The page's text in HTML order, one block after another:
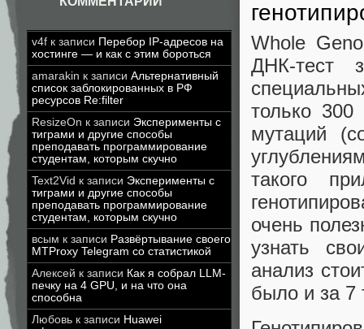
v4f к записи Перебор IP-адресов на
хостинге — и как с этим бороться
amarakin к записи Альтернативный
список заблокированных в РФ
ресурсов Re:filter
ResizeOn к записи Эксперименты с
тиграми и другие способы
преподавать программирование
студентам, которым скучно
Text2Vid к записи Эксперименты с
тиграми и другие способы
преподавать программирование
студентам, которым скучно
всым к записи Развёртывание своего
MTProxy Telegram со статистикой
Алексей к записи Как я собрал LLM-
печку на 4 GPU, и на что она
способна
Любовь к записи Huawei
Whole
ДНК-тест
только
мутаций
такого
очень
узнать
анализ
было и за 7